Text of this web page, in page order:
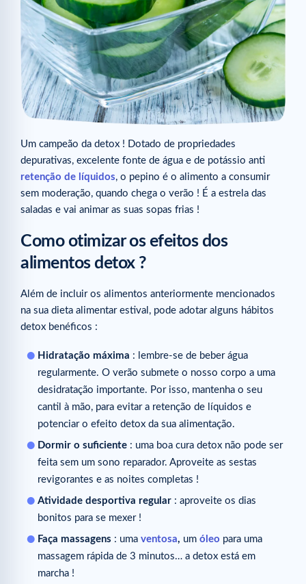
Um campeão da detox ! Dotado de propriedades
depurativas, excelente fonte de água e de potássio anti
retenção de líquidos, o pepino é o alimento a consumir
sem moderação, quando chega o verão ! É a estrela das
saladas e vai animar as suas sopas frias !
Como otimizar os efeitos dos
alimentos detox ?
Além de incluir os alimentos anteriormente mencionados
na sua dieta alimentar estival, pode adotar alguns hábitos
detox benéficos :
Hidratação máxima : lembre-se de beber água
regularmente. O verão submete o nosso corpo a uma
desidratação importante. Por isso, mantenha o seu
cantil à mão, para evitar a retenção de líquidos e
potenciar o efeito detox da sua alimentação.
Dormir o suficiente : uma boa cura detox não pode ser
feita sem um sono reparador. Aproveite as sestas
revigorantes e as noites completas !
Atividade desportiva regular : aproveite os dias
bonitos para se mexer !
Faça massagens : uma ventosa, um óleo para uma
massagem rápida de 3 minutos… a detox está em
marcha !